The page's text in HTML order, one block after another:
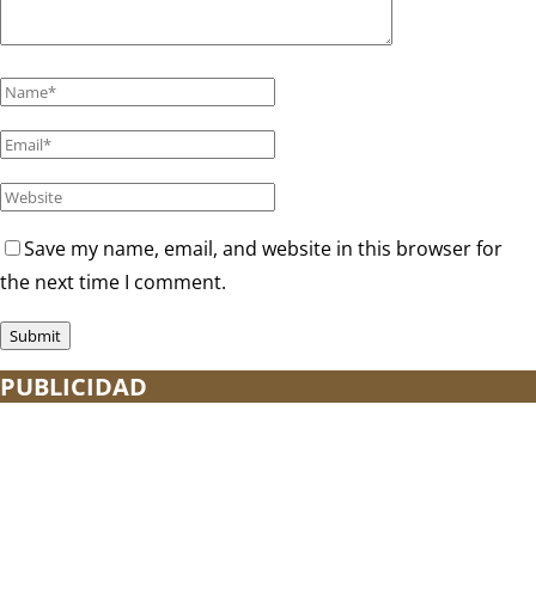
Save my name, email, and website in this browser for
the next time I comment.
PUBLICIDAD